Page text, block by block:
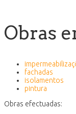
Obras
fachadas
isolamentos
pintura
Obras efectuadas: